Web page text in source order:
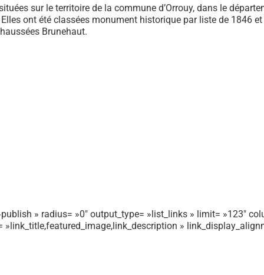
sur le territoire de la commune d’Orrouy, dans le
ont été classées monument historique par liste de 1846
Brunehaut.
» radius= »0″ output_type= »list_links » limit= »123″
»link_title,featured_image,link_description »